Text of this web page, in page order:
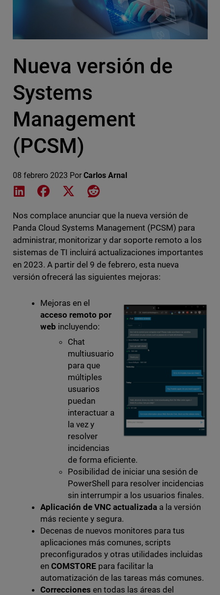
Nueva versión de
Systems
Management
(PCSM)
08 febrero 2023 Por Carlos Arnal
Share on LinkedIn
Share on Facebook
Share on XShare on Reddit
Nos complace anunciar que la nueva versión de
Panda Cloud Systems Management (PCSM) para
administrar, monitorizar y dar soporte remoto a los
sistemas de TI incluirá actualizaciones importantes
en 2023. A partir del 9 de febrero, esta nueva
versión ofrecerá las siguientes mejoras:
Mejoras en el
acceso remoto por
web incluyendo:
Chat
multiusuario
para que
múltiples
usuarios
puedan
interactuar a
la vez y
resolver
incidencias
de forma eficiente.
Posibilidad de iniciar una sesión de
PowerShell para resolver incidencias
sin interrumpir a los usuarios finales.
Aplicación de VNC actualizadaa la versión
más reciente y segura.
Decenas de nuevos monitores para tus
aplicaciones más comunes, scripts
preconfigurados y otras utilidades incluidas
en COMSTOREpara facilitar la
automatización de las tareas más comunes.
Correcciones en todas las áreas del